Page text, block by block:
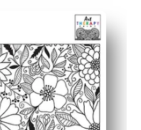
Print-and-Go - لن تحصل على أي استعداد للزوايا الهادئة السريعة أو استراحات الدماغ.
ستبقى أنت والآخرون
يمكنك بناء التحكم
استخدمه في أي مكان -